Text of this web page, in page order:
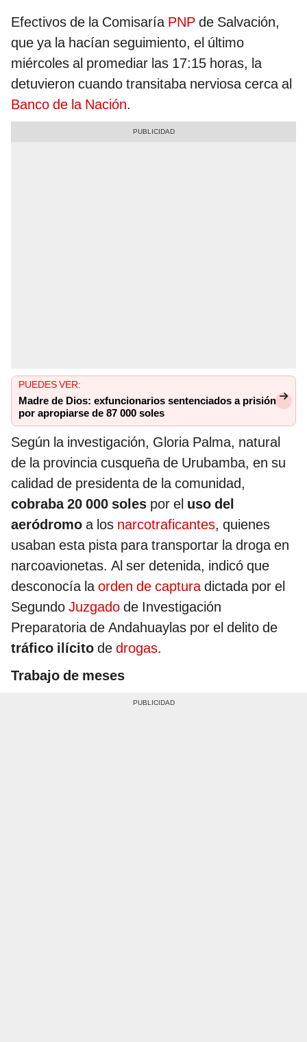
Efectivos de la Comisaría PNP de Salvación,
que ya la hacían seguimiento, el último
miércoles al promediar las 17:15 horas, la
detuvieron cuando transitaba nerviosa cerca al
Banco de la Nación.
PUEDES VER:
Madre de Dios: exfuncionarios sentenciados a prisión
por apropiarse de 87 000 soles
Según la investigación, Gloria Palma, natural
de la provincia cusqueña de Urubamba, en su
calidad de presidenta de la comunidad,
cobraba 20 000 soles por el uso del
aeródromo a los narcotraficantes, quienes
usaban esta pista para transportar la droga en
narcoavionetas. Al ser detenida, indicó que
desconocía laorden de capturadictada por el
Segundo Juzgado de Investigación
Preparatoria de Andahuaylas por el delito de
tráfico ilícito de drogas.
Trabajo de meses